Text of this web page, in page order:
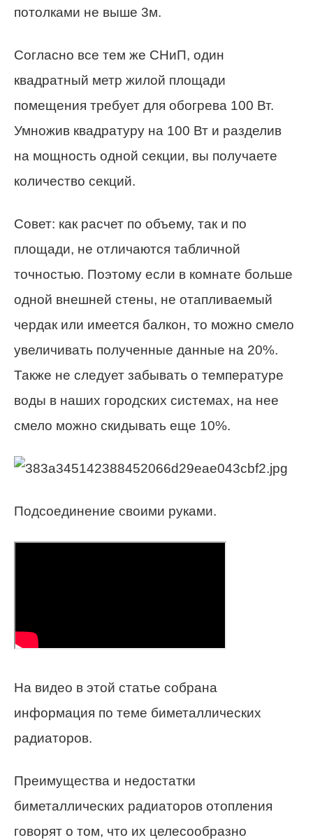
потолками не выше 3м.
Согласно все тем же СНиП, один
квадратный метр жилой площади
помещения требует для обогрева 100 Вт.
Умножив квадратуру на 100 Вт и разделив
на мощность одной секции, вы получаете
количество секций.
Совет: как расчет по объему, так и по
площади, не отличаются табличной
точностью. Поэтому если в комнате больше
одной внешней стены, не отапливаемый
чердак или имеется балкон, то можно смело
увеличивать полученные данные на 20%.
Также не следует забывать о температуре
воды в наших городских системах, на нее
смело можно скидывать еще 10%.
Подсоединение своими руками.
На видео в этой статье собрана
информация по теме биметаллических
радиаторов.
Преимущества и недостатки
биметаллических радиаторов отопления
говорят о том, что их целесообразно